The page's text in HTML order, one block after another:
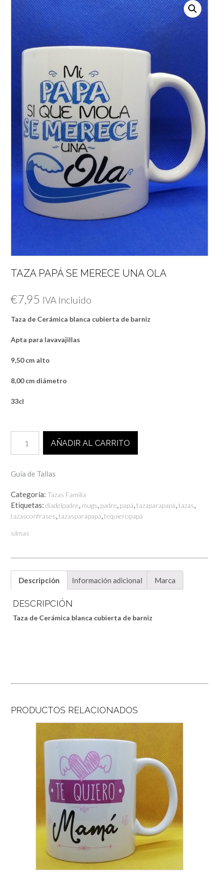
TAZA PAPÁ SE MERECE UNA OLA
€7,95 IVA Incluido
Taza de Cerámica blanca cubierta de barniz
Apta para lavavajillas
9,50 cm alto
8,00 cm diámetro
33cl
PAPÁ
SE
UNA
cantidad
AÑADIR AL CARRITO
Guía de Tallas
Categoría: Tazas Familia
Etiquetas: diadelpadre, mugs, padre, papá,tazaparapapá,tazas,
tazasconfrases,tazasparapapá,tequieropapá
silmas
Descripción Información adicional Marca
DESCRIPCIÓN
Taza de Cerámica blanca cubierta de barniz
PRODUCTOS RELACIONADOS